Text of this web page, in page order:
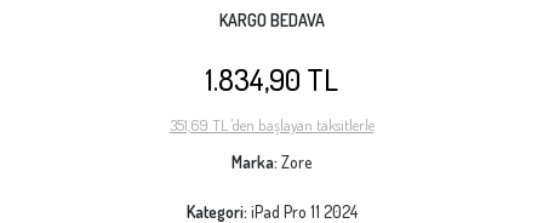
KARGO BEDAVA
1.834,90 TL
351,69 TL 'den başlayan taksitlerle
Marka: Zore
Kategori: iPad Pro 11 2024